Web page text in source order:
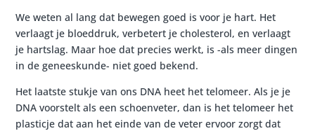
We weten al lang dat bewegen goed is voor je hart. Het
verlaagt je bloeddruk, verbetert je cholesterol, en verlaagt
je hartslag. Maar hoe dat precies werkt, is -als meer dingen
in de geneeskunde- niet goed bekend.
Het laatste stukje van ons DNA heet het telomeer. Als je je
DNA voorstelt als een schoenveter, dan is het telomeer het
plasticje dat aan het einde van de veter ervoor zorgt dat